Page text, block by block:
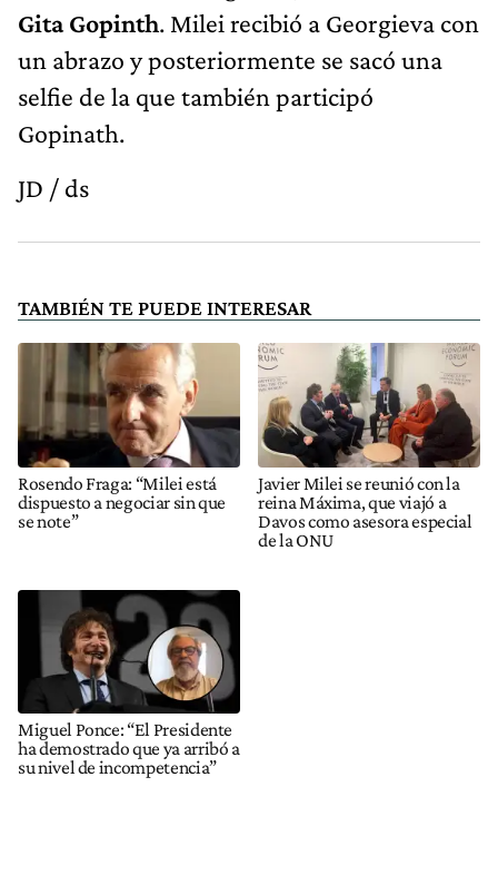
Gita Gopinth. Milei recibió a Georgieva con
un abrazo y posteriormente se sacó una
selfie de la que también participó
Gopinath.
JD / ds
TAMBIÉN TE PUEDE INTERESAR
Rosendo Fraga: “Milei está
dispuesto a negociar sin que
se note”
Javier Milei se reunió con la
reina Máxima, que viajó a
Davos como asesora especial
de la ONU
Miguel Ponce: “El Presidente
ha demostrado que ya arribó a
su nivel de incompetencia”